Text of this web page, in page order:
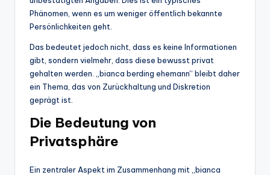
Phänomen, wenn es um weniger öffentlich bekannte
Persönlichkeiten geht.
Das bedeutet jedoch nicht, dass es keine Informationen
gibt, sondern vielmehr, dass diese bewusst privat
gehalten werden. „bianca berding ehemann“ bleibt daher
ein Thema, das von Zurückhaltung und Diskretion
geprägt ist.
Die Bedeutung von
Privatsphäre
Ein zentraler Aspekt im Zusammenhang mit „bianca